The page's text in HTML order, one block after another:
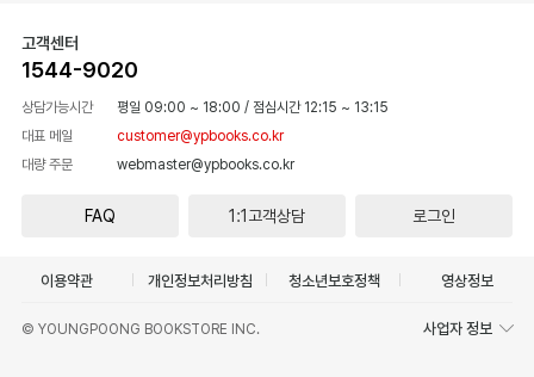
고객센터
1544-9020
상담가능시간 평일 09:00 ~ 18:00 / 점심시간 12:15 ~ 13:15
대표 메일
customer@ypbooks.co.kr
대량 주문
webmaster@ypbooks.co.kr
FAQ 1:1고객상담 로그인
이용약관 개인정보처리방침 청소년보호정책 영상정보
© YOUNGPOONG BOOKSTORE INC. 사업자 정보